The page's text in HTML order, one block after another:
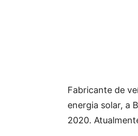
Fabricante de
energia solar, a
2020.